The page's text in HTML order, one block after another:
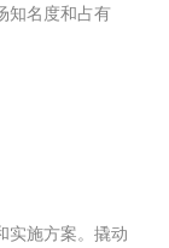
知名度和占有
实施方案。撬动